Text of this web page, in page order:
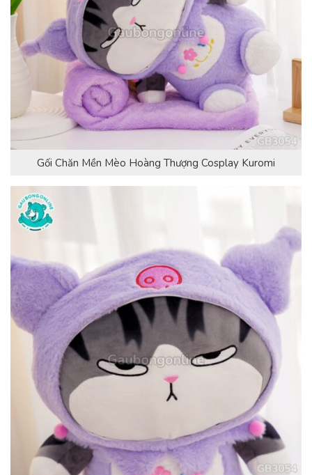
Gối Chăn Mền Mèo Hoàng Thượng Cosplay Kuromi